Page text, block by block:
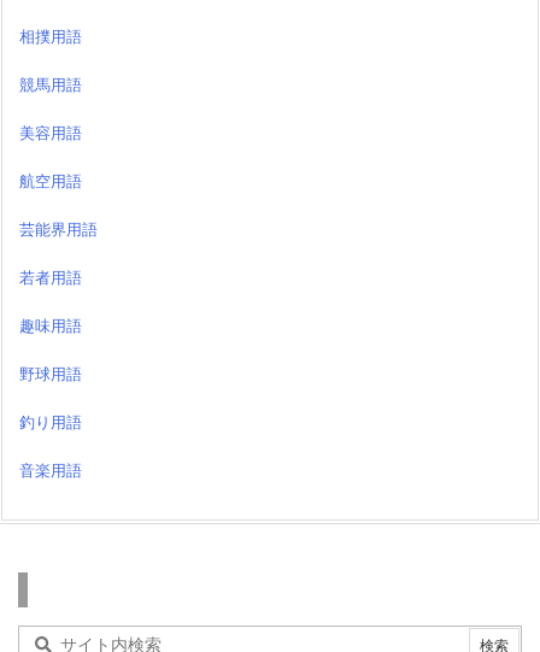
相撲用語
競馬用語
美容用語
航空用語
芸能界用語
若者用語
趣味用語
野球用語
釣り用語
音楽用語